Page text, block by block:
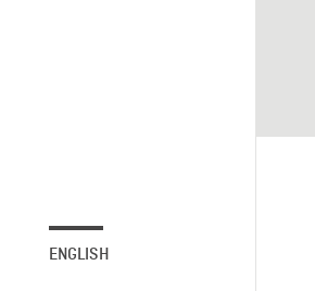
ENGLISH